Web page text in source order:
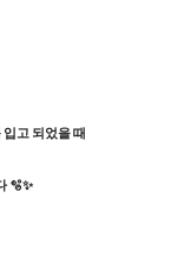
고 되었을 때
🫧✨